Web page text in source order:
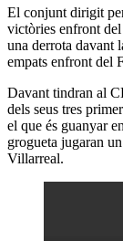
El conjunt dirigit
victòries enfront
una derrota davant
empats enfront del
Davant tindran al
dels seus tres
el que és guanyar
grogueta jugaran
Villarreal.